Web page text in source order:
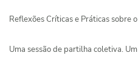
Reflexões Críticas e Práticas sobre
Uma sessão de partilha coletiva.